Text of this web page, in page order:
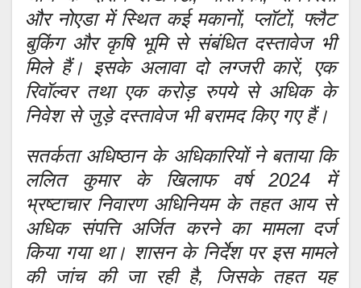
और नोएडा में स्थित कई मकानों, प्लॉटों, फ्लैट
बुकिंग और कृषि भूमि से संबंधित दस्तावेज भी
मिले हैं। इसके अलावा दो लग्जरी कारें, एक
रिवॉल्वर तथा एक करोड़ रुपये से अधिक के
निवेश से जुड़े दस्तावेज भी बरामद किए गए हैं।
सतर्कता अधिष्ठान के अधिकारियों ने बताया कि
ललित कुमार के खिलाफ वर्ष 2024 में
भ्रष्टाचार निवारण अधिनियम के तहत आय से
अधिक संपत्ति अर्जित करने का मामला दर्ज
किया गया था। शासन के निर्देश पर इस मामले
की जांच की जा रही है, जिसके तहत यह